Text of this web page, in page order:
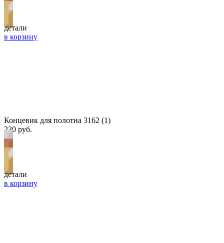
детали
в корзину
Концевик для полотна 3162 (1)
230 руб.
детали
в корзину